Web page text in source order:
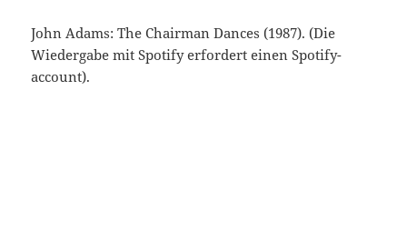
John Adams: The Chairman Dances (1987). (Die
Wiedergabe mit Spotify erfordert einen Spotify-
account).